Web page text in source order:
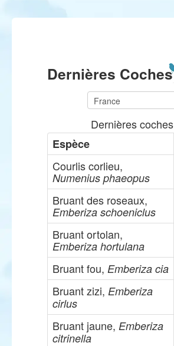
Dernières Coches
Dernières coches
Espèce
Courlis corlieu,
Numenius phaeopus
Bruant des roseaux,
Emberiza schoeniclus
Bruant ortolan,
Emberiza hortulana
Bruant fou, Emberiza cia
Bruant zizi, Emberiza
cirlus
Bruant jaune, Emberiza
citrinella